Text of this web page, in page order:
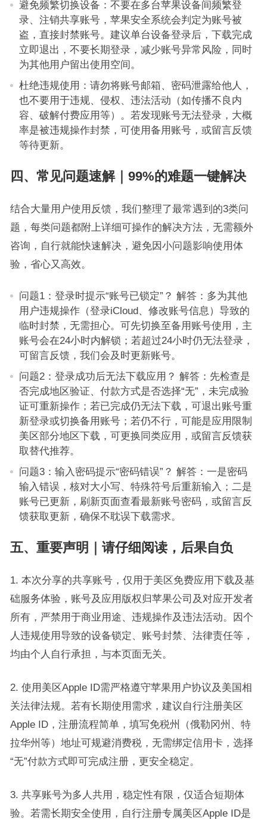
避免频繁切换设备：不要在多台苹果设备间频繁登
录、注销共享账号，苹果安全系统会判定为账号被
盗，直接封禁账号。建议单台设备登录后，下载完成
立即退出，不要长期登录，减少账号异常风险，同时
为其他用户留出使用空间。
杜绝违规使用：请勿将账号邮箱、密码泄露给他人，
也不要用于违规、侵权、违法活动（如传播不良内
容、破解付费应用等）。若发现账号无法登录，大概
率是被违规操作封禁，可使用备用账号，或留言反馈
等待更新。
四、常见问题速解｜99%的难题一键解决
结合大量用户使用反馈，我们整理了最常遇到的3类问
题，每类问题都附上详细可操作的解决方法，无需额外
咨询，自行就能快速解决，避免因小问题影响使用体
验，省心又高效。
问题1：登录时提示“账号已锁定”？ 解答：多为其他
用户违规操作（登录iCloud、修改账号信息）导致的
临时封禁，无需担心。可先切换至备用账号使用，主
账号会在24小时内解锁；若超过24小时仍无法登录，
可留言反馈，我们会及时更新账号。
问题2：登录成功后无法下载应用？ 解答：先检查是
否完成地区验证、付款方式是否选择“无”，未完成验
证可重新操作；若已完成仍无法下载，可退出账号重
新登录或切换备用账号；若仍不行，可能是应用限制
美区部分地区下载，可更换同类应用，或留言反馈获
取替代推荐。
问题3：输入密码提示“密码错误”？ 解答：一是密码
输入错误，核对大小写、特殊符号后重新输入；二是
账号已更新，刷新页面查看最新账号密码，或留言反
馈获取更新，确保不耽误下载需求。
五、重要声明｜请仔细阅读，后果自负
1. 本次分享的共享账号，仅用于美区免费应用下载及基
础服务体验，账号及应用版权归苹果公司及对应开发者
所有，严禁用于商业用途、违规操作及违法活动。因个
人违规使用导致的设备锁定、账号封禁、法律责任等，
均由个人自行承担，与本页面无关。
2. 使用美区Apple ID需严格遵守苹果用户协议及美国相
关法律法规。若有长期使用需求，建议自行注册美区
Apple ID，注册流程简单，填写免税州（俄勒冈州、特
拉华州等）地址可规避消费税，无需绑定信用卡，选择
“无”付款方式即可完成注册，更安全稳定。
3. 共享账号为多人共用，稳定性有限，仅适合短期体
验。若需长期安全使用，自行注册专属美区Apple ID是